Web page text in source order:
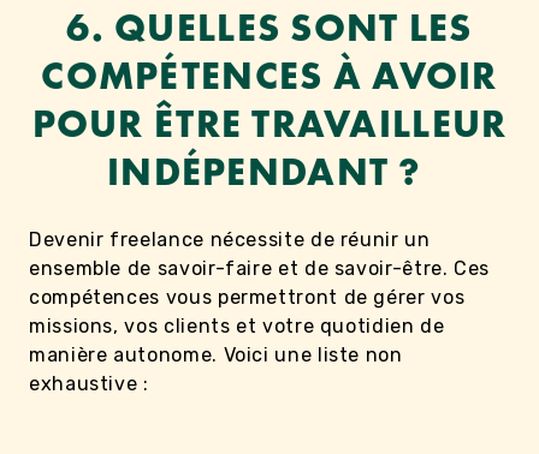
6. QUELLES SONT LES
COMPÉTENCES À AVOIR
POUR ÊTRE TRAVAILLEUR
INDÉPENDANT ?
Devenir freelance nécessite de réunir un
ensemble de savoir-faire et de savoir-être. Ces
compétences vous permettront de gérer vos
missions, vos clients et votre quotidien de
manière autonome. Voici une liste non
exhaustive :